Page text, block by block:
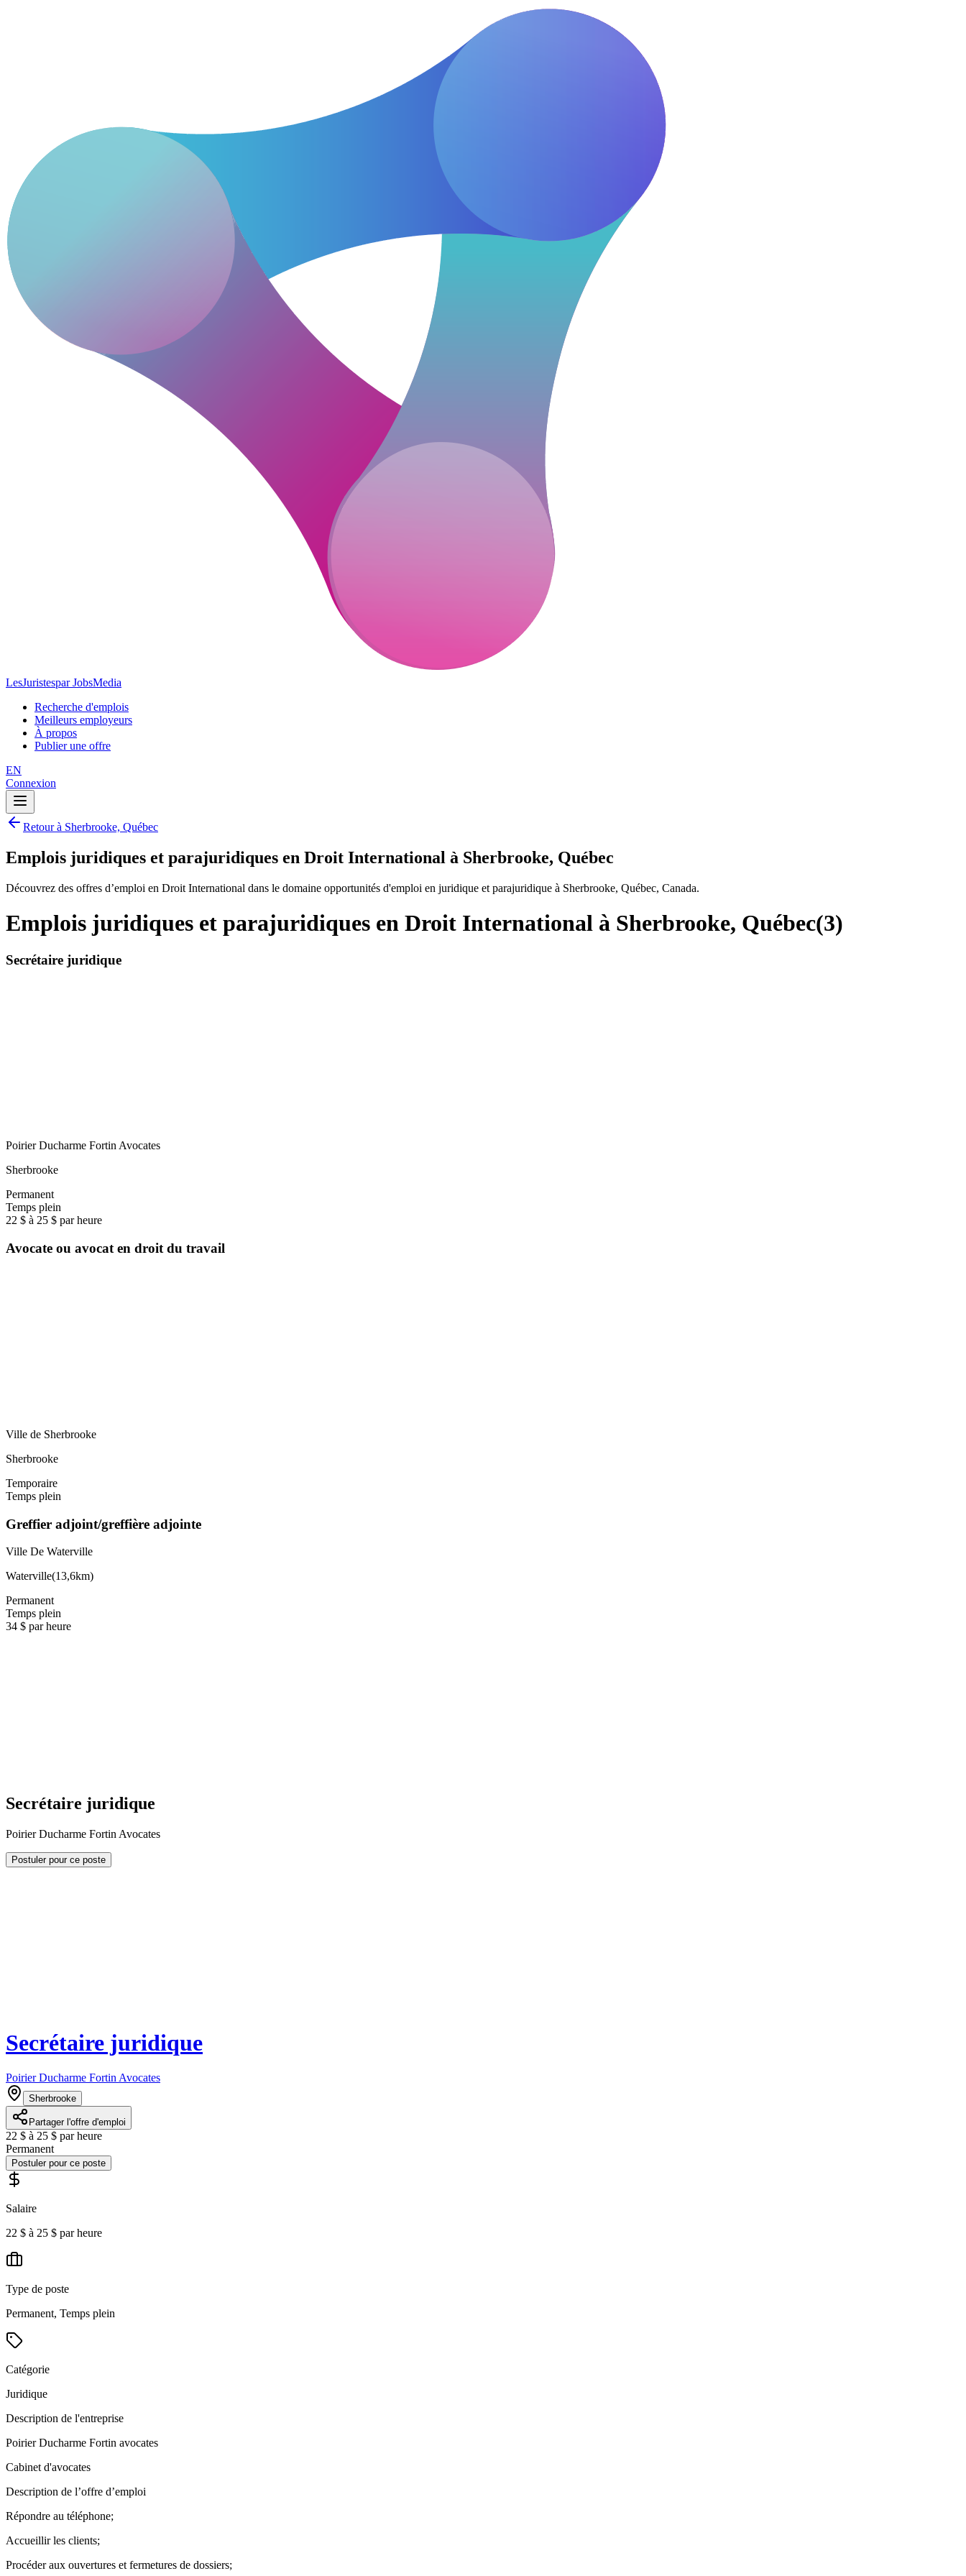
LesJuristespar JobsMedia
Recherche d'emplois
Meilleurs employeurs
À propos
Publier une offre
EN
Connexion
Retour à Sherbrooke, Québec
Emplois juridiques et parajuridiques en Droit International à Sherbrooke, Québec
Découvrez des offres d’emploi en Droit International dans le domaine opportunités d'emploi en juridique et parajuridique à Sherbrooke, Québec, Canada.
Emplois juridiques et parajuridiques en Droit International à Sherbrooke, Québec(3)
Secrétaire juridique
Poirier Ducharme Fortin Avocates
Sherbrooke
Permanent
Temps plein
22 $ à 25 $ par heure
Avocate ou avocat en droit du travail
Ville de Sherbrooke
Sherbrooke
Temporaire
Temps plein
Greffier adjoint/greffière adjointe
Ville De Waterville
Waterville(13,6km)
Permanent
Temps plein
34 $ par heure
Secrétaire juridique
Poirier Ducharme Fortin Avocates
Postuler pour ce poste
Secrétaire juridique
Poirier Ducharme Fortin Avocates
Sherbrooke
Partager l'offre d'emploi
22 $ à 25 $ par heure
Permanent
Postuler pour ce poste
Salaire
22 $ à 25 $ par heure
Type de poste
Permanent, Temps plein
Catégorie
Juridique
Description de l'entreprise
Poirier Ducharme Fortin avocates
Cabinet d'avocates
Description de l’offre d’emploi
Répondre au téléphone;
Accueillir les clients;
Procéder aux ouvertures et fermetures de dossiers;